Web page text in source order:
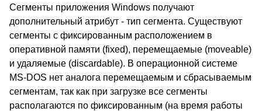
Сегменты приложения Windows получают
дополнительный атрибут - тип сегмента. Существуют
сегменты с фиксированным расположением в
оперативной памяти (fixed), перемещаемые (moveable)
и удаляемые (discardable). В операционной системе
MS-DOS нет аналога перемещаемым и сбрасываемым
сегментам, так как при загрузке все сегменты
располагаются по фиксированным (на время работы